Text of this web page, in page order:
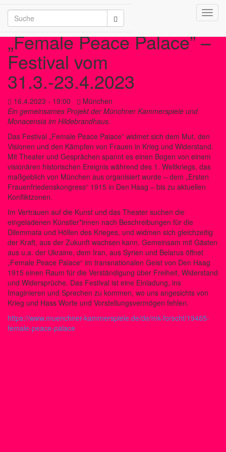
/2026
„Female Peace Palace” –
Festival vom
31.3.-23.4.2023
16.4.2023 - 19:00
München
Ein gemeinsames Projekt der Münchner Kammerspiele und
Monacensia im Hildebrandhaus.
Das Festival „Female Peace Palace” widmet sich dem Mut, den
Visionen und den Kämpfen von Frauen in Krieg und Widerstand.
Mit Theater und Gesprächen spannt es einen Bogen von einem
visionären historischen Ereignis während des 1. Weltkriegs, das
maßgeblich von München aus organisiert wurde – dem „Ersten
Frauenfriedenskongress“ 1915 in Den Haag – bis zu aktuellen
Konfliktzonen.
Im Vertrauen auf die Kunst und das Theater suchen die
eingeladenen Künstler*innen nach Beschreibungen für die
Dilemmata und Höllen des Krieges, und widmen sich gleichzeitig
der Kraft, aus der Zukunft wachsen kann. Gemeinsam mit Gästen
aus u.a. der Ukraine, dem Iran, aus Syrien und Belarus öffnet
„Female Peace Palace“ im transnationalen Geist von Den Haag
1915 einen Raum für die Verständigung über Freiheit, Widerstand
und Widersprüche. Das Festival ist eine Einladung, ins
Imaginieren und Sprechen zu kommen, wo uns angesichts von
Krieg und Hass Worte und Vorstellungsvermögen fehlen.
https://www.muenchner-kammerspiele.de/de/mk-forscht/19465-
female-peace-palace